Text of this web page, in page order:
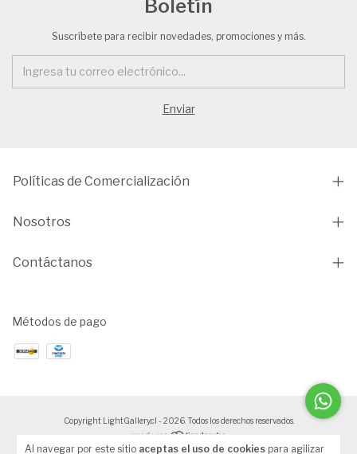
Al navegar por este sitio aceptas el uso de cookies para agilizar
Boletín
Suscríbete para recibir novedades, promociones y más.
Políticas de Comercialización
Nosotros
Contáctanos
Métodos de pago
Copyright LightGallery.cl - 2026. Todos los derechos reservados.